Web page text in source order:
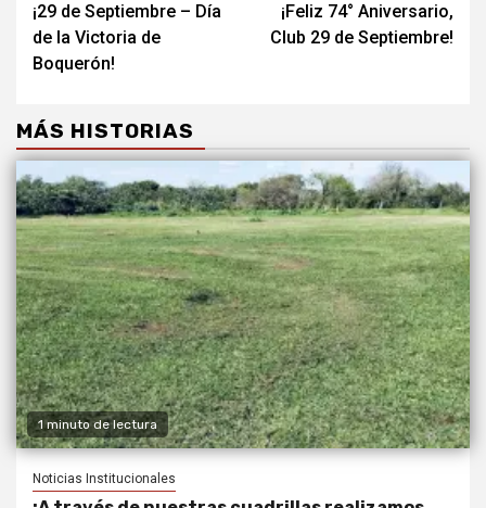
¡29 de Septiembre – Día
de la Victoria de
Boquerón!
¡Feliz 74° Aniversario,
Club 29 de Septiembre!
MÁS HISTORIAS
1 minuto de lectura
Noticias Institucionales